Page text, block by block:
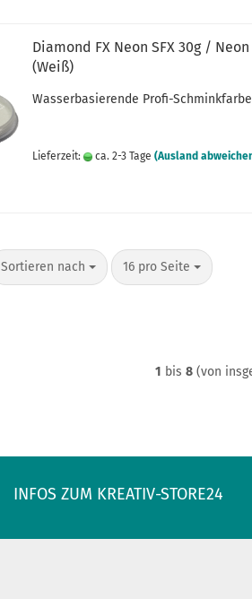
Diamond FX Neon SFX 30g /
(Weiß)
Wasserbasierende Profi-
Lieferzeit: ca. 2-3 Tage (Ausland
Sortieren nach
Sortieren nach 16 pro Seite
pro Seite
1 bis 8(von
INFOS ZUM KREATIV-STORE24